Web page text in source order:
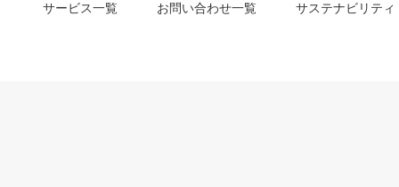
サービス一覧 お問い合わせ一覧 サステナビリティ